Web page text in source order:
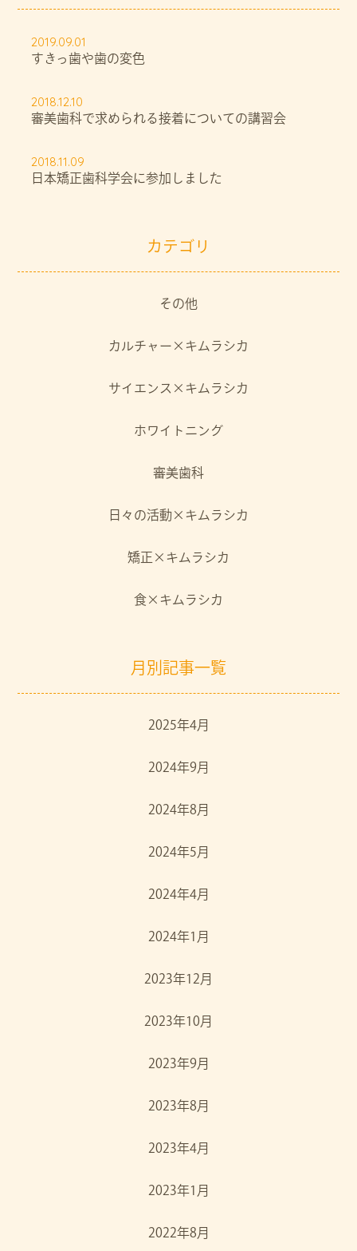
2019.09.01
すきっ歯や歯の変色
2018.12.10
審美歯科で求められる接着についての講習会
2018.11.09
日本矯正歯科学会に参加しました
カテゴリ
その他
カルチャー×キムラシカ
サイエンス×キムラシカ
ホワイトニング
審美歯科
日々の活動×キムラシカ
矯正×キムラシカ
食×キムラシカ
月別記事一覧
2025年4月
2024年9月
2024年8月
2024年5月
2024年4月
2024年1月
2023年12月
2023年10月
2023年9月
2023年8月
2023年4月
2023年1月
2022年8月